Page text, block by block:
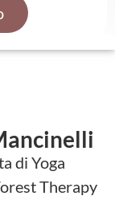
di Yoga
Therapy